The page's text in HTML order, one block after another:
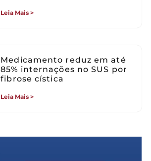
Leia Mais >
Medicamento reduz em até
85% internações no SUS por
fibrose cística
Leia Mais >